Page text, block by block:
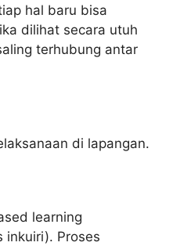
hal baru bisa
dilihat secara utuh
terhubung antar
di lapangan.
learning
inkuiri). Proses